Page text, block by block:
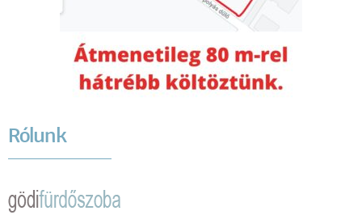
Rólunk